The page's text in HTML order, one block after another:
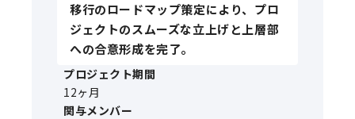
移行のロードマップ策定により、プロ
ジェクトのスムーズな立上げと上層部
への合意形成を完了。
プロジェクト期間
12ヶ月
関与メンバー